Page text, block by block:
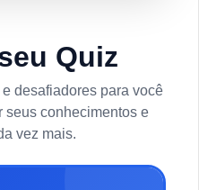
Quiz
desafiadores para você
seus conhecimentos e
vez mais.